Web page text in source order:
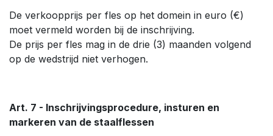
De verkoopprijs per fles op het domein in euro (€)
moet vermeld worden bij de inschrijving.
De prijs per fles mag in de drie (3) maanden volgend
op de wedstrijd niet verhogen.
Art. 7 - Inschrijvingsprocedure, insturen en
markeren van de staalflessen